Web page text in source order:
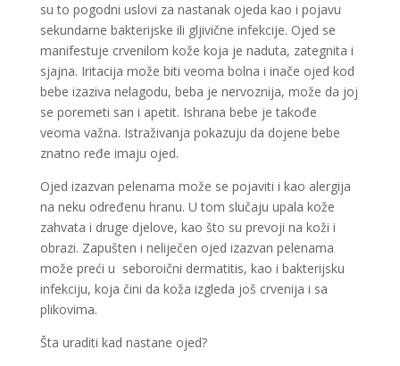
su to pogodni uslovi za nastanak ojeda kao i pojavu
sekundarne bakterijske ili gljivične infekcije. Ojed se
manifestuje crvenilom kože koja je naduta, zategnita i
sjajna. Iritacija može biti veoma bolna i inače ojed kod
bebe izaziva nelagodu, beba je nervoznija, može da joj
se poremeti san i apetit. Ishrana bebe je takođe
veoma važna. Istraživanja pokazuju da dojene bebe
znatno ređe imaju ojed.
Ojed izazvan pelenama može se pojaviti i kao alergija
na neku određenu hranu. U tom slučaju upala kože
zahvata i druge djelove, kao što su prevoji na koži i
obrazi. Zapušten i neliječen ojed izazvan pelenama
može preći u seboroični dermatitis, kao i bakterijsku
infekciju, koja čini da koža izgleda još crvenija i sa
plikovima.
Šta uraditi kad nastane ojed?